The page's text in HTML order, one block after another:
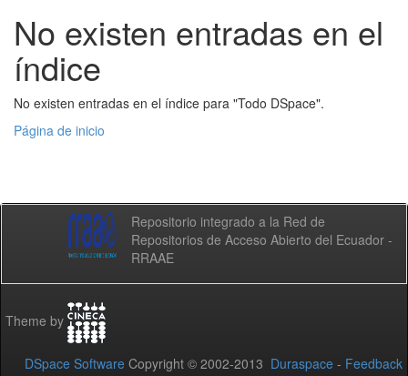
No existen entradas en el
índice
No existen entradas en el índice para "Todo DSpace".
Página de inicio
Repositorio integrado a la Red de
Repositorios de Acceso Abierto del Ecuador -
RRAAE
Theme by
DSpace Software Copyright © 2002-2013 Duraspace - Feedback